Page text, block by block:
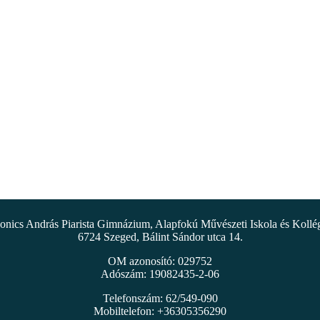
András Piarista Gimnázium, Alapfokú Művészeti Iskola és
6724 Szeged, Bálint Sándor utca 14.
OM azonosító: 029752
Adószám: 19082435-2-06
Telefonszám: 62/549-090
Mobiltelefon: +36305356290